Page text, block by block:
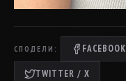
СПОДЕЛИ: FACEBOOK
TWITTER / X